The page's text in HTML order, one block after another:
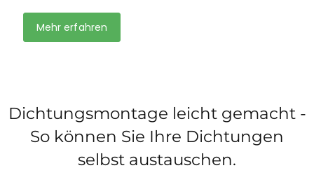
Mehr erfahren
Dichtungsmontage leicht gemacht -
So können Sie Ihre Dichtungen
selbst austauschen.